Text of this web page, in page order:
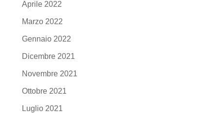
Aprile 2022
Marzo 2022
Gennaio 2022
Dicembre 2021
Novembre 2021
Ottobre 2021
Luglio 2021